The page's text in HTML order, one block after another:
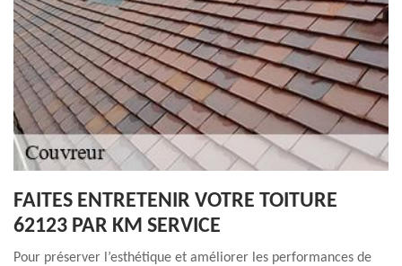
FAITES ENTRETENIR VOTRE TOITURE
62123 PAR KM SERVICE
Pour préserver l’esthétique et améliorer les performances de